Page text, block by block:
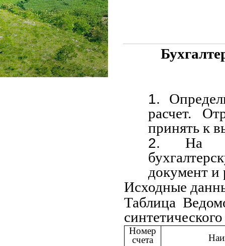
расчет.
принять к
На
документ и
Исходные
Таблица
Номер
счета